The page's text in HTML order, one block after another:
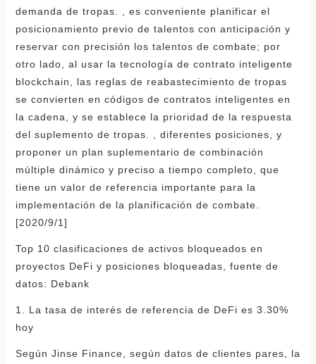
demanda de tropas. , es conveniente planificar el
posicionamiento previo de talentos con anticipación y
reservar con precisión los talentos de combate; por
otro lado, al usar la tecnología de contrato inteligente
blockchain, las reglas de reabastecimiento de tropas
se convierten en códigos de contratos inteligentes en
la cadena, y se establece la prioridad de la respuesta
del suplemento de tropas. , diferentes posiciones, y
proponer un plan suplementario de combinación
múltiple dinámico y preciso a tiempo completo, que
tiene un valor de referencia importante para la
implementación de la planificación de combate.
[2020/9/1]
Top 10 clasificaciones de activos bloqueados en
proyectos DeFi y posiciones bloqueadas, fuente de
datos: Debank
1. La tasa de interés de referencia de DeFi es 3.30%
hoy
Según Jinse Finance, según datos de clientes pares, la